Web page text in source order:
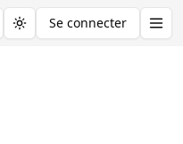
Toggle theme
Se connecter